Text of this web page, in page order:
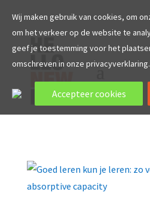
Wij maken gebruik van cookies, om
om het verkeer op de website te
geef je toestemming voor het
omschreven in onze privacyverklaring.
Accepteer cookies